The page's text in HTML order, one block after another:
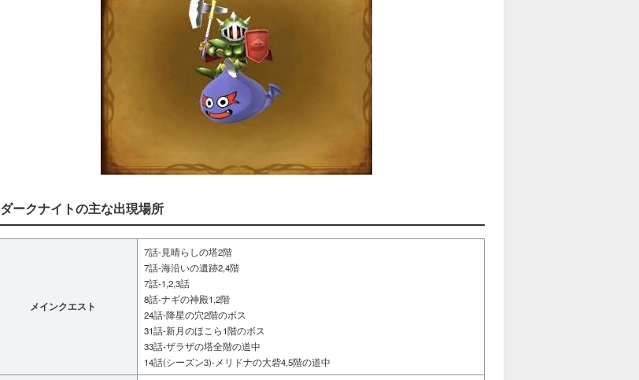
ダークナイトの主な出現場所
メインクエスト
7話-見晴らしの塔2階
7話-海沿いの遺跡2,4階
7話-1,2,3話
8話-ナギの神殿1,2階
24話-降星の穴2階のボス
31話-新月のほこら1階のボス
33話-ザラザの塔全階の道中
14話(シーズン3)-メリドナの大砦4,5階の道中